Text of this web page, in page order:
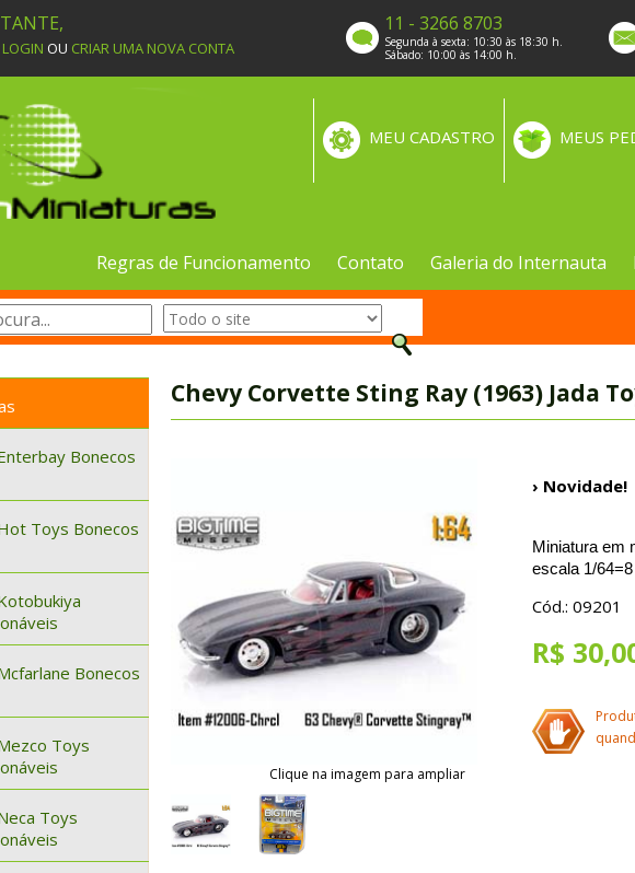
LOGIN OU CRIAR UMA NOVA CONTA
11 - 3266 8703
Segunda à sexta: 10:30 às 18:30 h.
Sábado: 10:00 às 14:00 h.
MEUS
MEU CADASTRO
Regras de Funcionamento Contato Galeria do Internauta
Bonecos
Toys Bonecos
Bonecos
Toys
Toys
Chevy Corvette Sting Ray (1963) Jada
Clique na imagem para ampliar
› Novidade!
Miniatura em
escala 1/
Cód.: 09201
R$